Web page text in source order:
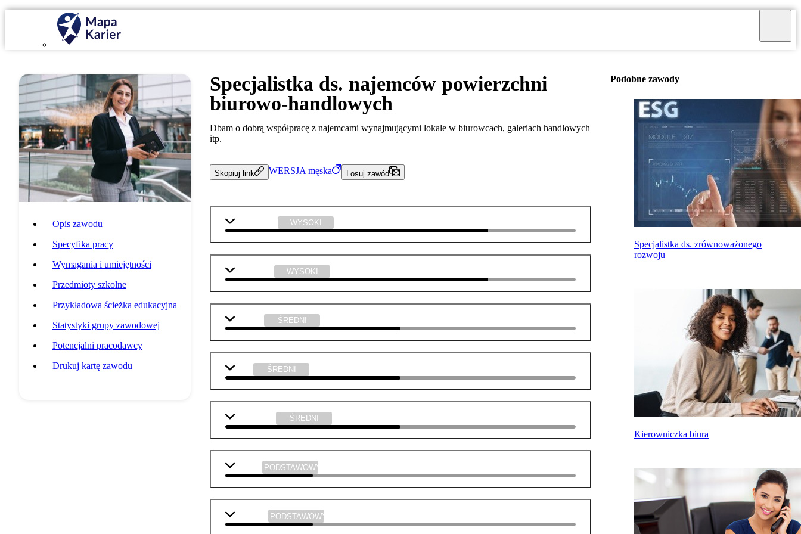
Opis zawodu
Specyfika pracy
Wymagania i umiejętności
Przedmioty szkolne
Przykładowa ścieżka edukacyjna
Statystyki grupy zawodowej
Potencjalni pracodawcy
Drukuj kartę zawodu
Specjalistka ds. najemców powierzchni
biurowo-handlowych
Dbam o dobrą współpracę z najemcami wynajmującymi lokale w biurowcach, galeriach handlowych
itp.
Skopiuj link WERSJA męska Losuj zawód
WYSOKI
WYSOKI
ŚREDNI
ŚREDNI
ŚREDNI
PODSTAWOWY
PODSTAWOWY
Podobne zawody
Specjalistka ds. zrównoważonego
rozwoju
Kierowniczka biura